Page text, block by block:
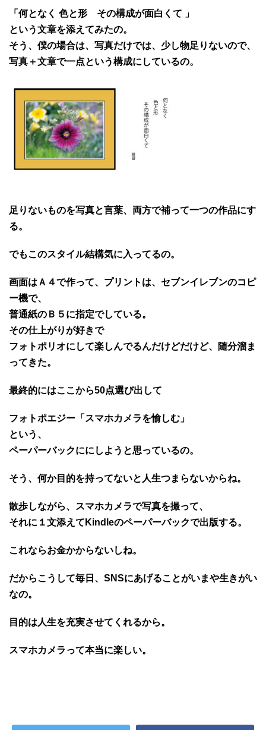
「何となく 色と形 その構成が面白くて 」
という文章を添えてみたの。
そう、僕の場合は、写真だけでは、少し物足りないので、
写真＋文章で一点という構成にしているの。
足りないものを写真と言葉、両方で補って一つの作品にす
る。
でもこのスタイル結構気に入ってるの。
画面はＡ４で作って、プリントは、セブンイレブンのコピ
ー機で、
普通紙のＢ５に指定でしている。
その仕上がりが好きで
フォトポリオにして楽しんでるんだけどだけど、随分溜ま
ってきた。
最終的にはここから50点選び出して
フォトポエジー「スマホカメラを愉しむ」
という、
ペーパーバックににしようと思っているの。
そう、何か目的を持ってないと人生つまらないからね。
散歩しながら、スマホカメラで写真を撮って、
それに１文添えてKindleのペーパーバックで出版する。
これならお金かからないしね。
だからこうして毎日、SNSにあげることがいまや生きがい
なの。
目的は人生を充実させてくれるから。
スマホカメラって本当に楽しい。